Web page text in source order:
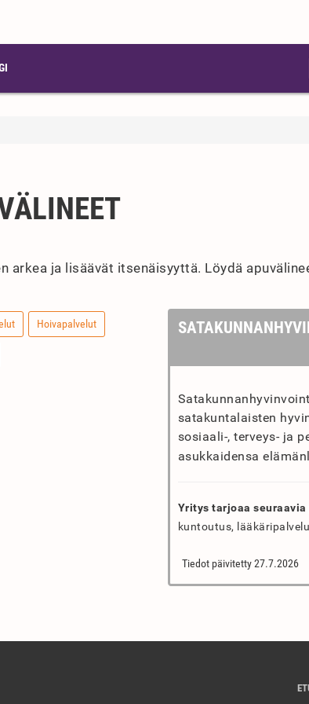
arkea ja lisäävät itsenäisyyttä. Löydä
Hoivapalvelut
satakuntalaisten
sosiaali-, terveys- ja
asukkaidensa
Yritys tarjoaa
kuntoutus,
Tiedot päivitetty 27.7.2026